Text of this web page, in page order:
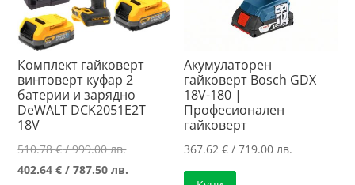
Комплект гайковерт
винтоверт куфар 2
батерии и зарядно
DeWALT DCK2051E2T
18V
510.78€/ 999.00 лв.Original
price
402.64€ / 787.50 лв.
Акумулаторен
гайковерт Bosch GDX
18V-180 |
Професионален
гайковерт
367.62€ / 719.00 лв.